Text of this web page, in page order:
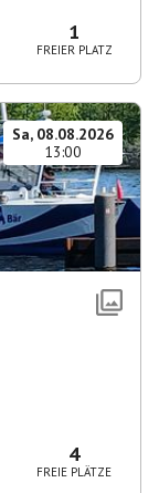
1
FREIER PLATZ
Sa, 08.08.2026
13:00
4
FREIE PLÄTZE